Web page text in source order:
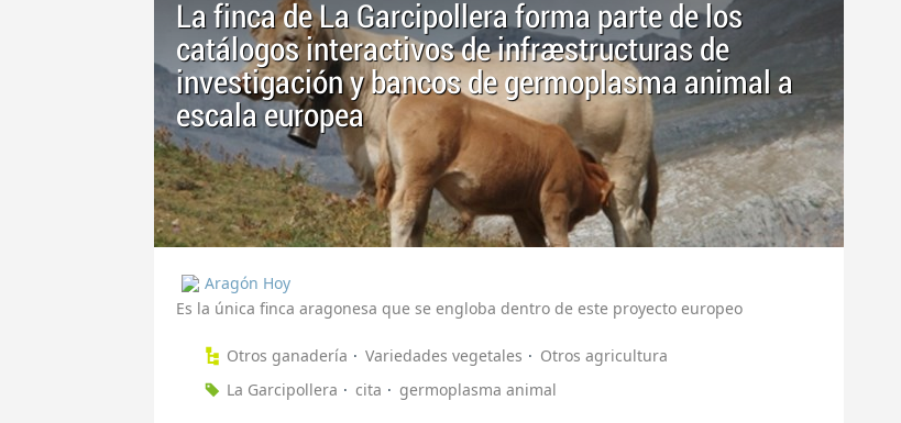
La finca de La Garcipollera forma parte de los
catálogos interactivos de infraestructuras de
investigación y bancos de germoplasma animal a
escala europea
Aragón Hoy
Es la única finca aragonesa que se engloba dentro de este proyecto europeo
Otros ganadería Variedades vegetales
Otros agricultura
La Garcipollera
cita germoplasma animal